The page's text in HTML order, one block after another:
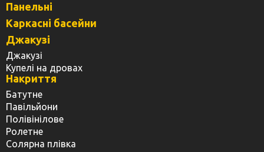
Панельні
Каркасні басейни
Джакузі
Джакузі
Купелі на дровах
Накриття
Батутне
Павільйони
Полівінілове
Ролетне
Солярна плівка